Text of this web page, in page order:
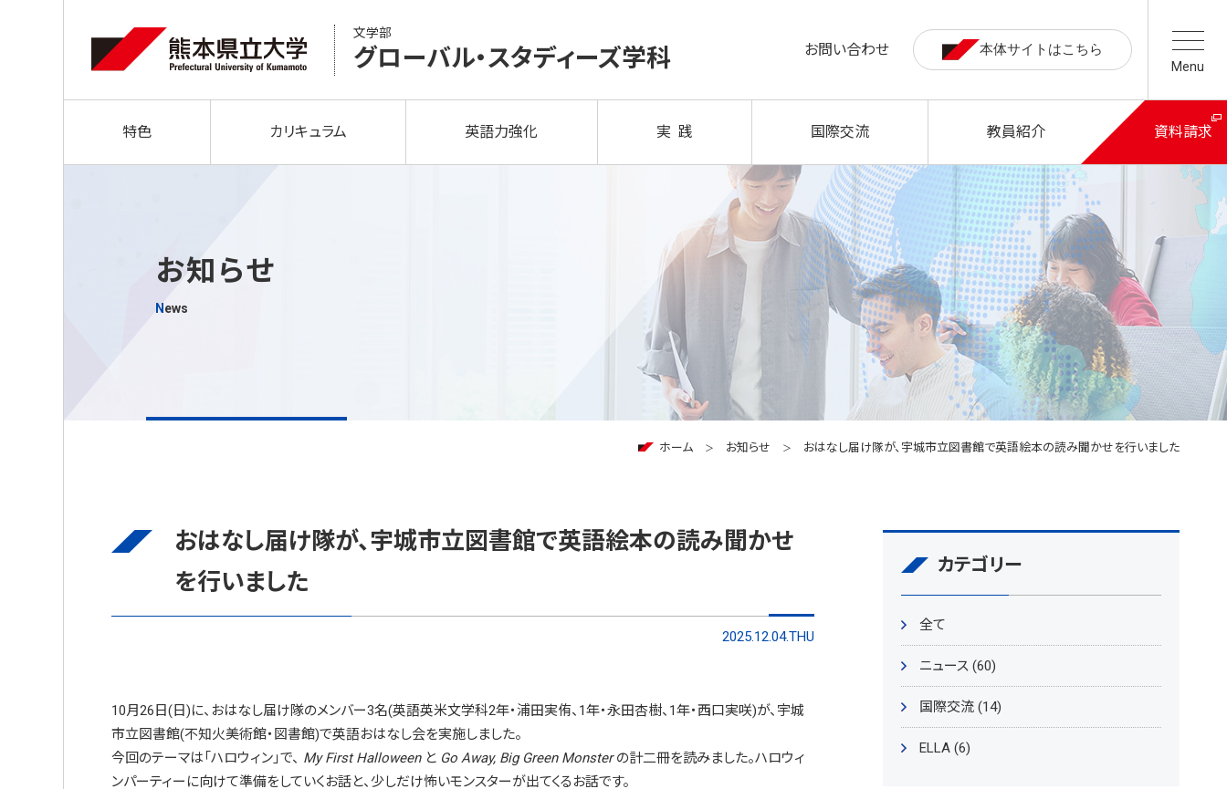
文学部
グローバル・スタディーズ学科 お問い合わせ 本体サイトはこちら
特色 カリキュラム 英語力強化 実 践 国際交流 教員紹介 資料請求
Menu
お知らせ
News
ホーム お知らせ おはなし届け隊が、宇城市立図書館で英語絵本の読み聞かせを行いました
おはなし届け隊が、宇城市立図書館で英語絵本の読み聞かせ
を行いました
2025.12.04.THU
10月26日(日)に、おはなし届け隊のメンバー3名(英語英米文学科2年・浦田実侑、1年・永田杏樹、1年・西口実咲)が、宇城
市立図書館(不知火美術館・図書館)で英語おはなし会を実施しました。
今回のテーマは「ハロウィン」で、 My First Halloweenと Go Away, Big Green Monsterの計二冊を読みました。ハロウィ
ンパーティーに向けて準備をしていくお話と、少しだけ怖いモンスターが出てくるお話です。
カテゴリー
全て
ニュース (60)
国際交流 (14)
ELLA (6)